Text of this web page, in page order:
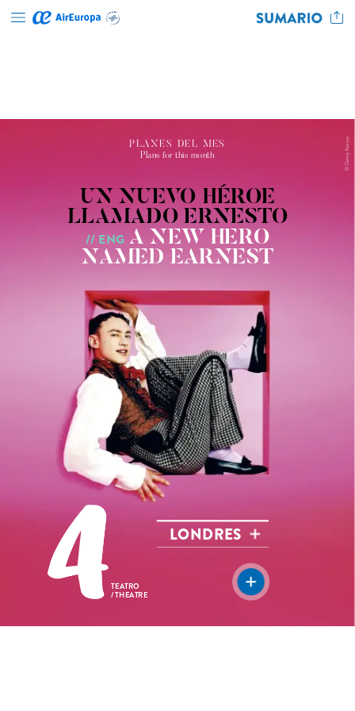
UN NUEVO HÉROE
LLAMADO ERNESTO
// ENG A NEW HERO
NAMED EARNEST
LONDRES
TEATRO
/THEATRE
PLANES DEL MES
Plans for this month
©
Danny
Kasirye